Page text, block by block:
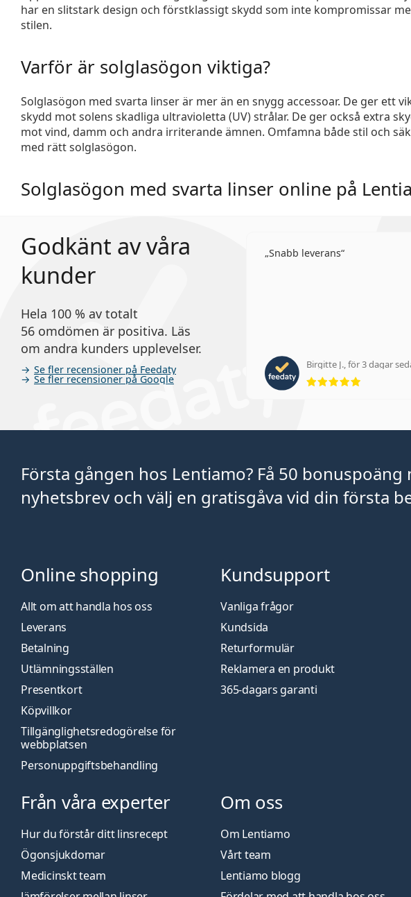
har en slitstark design och förstklassigt skydd som inte kompromissar
stilen.
Varför är solglasögon viktiga?
Solglasögon med svarta linser är mer än en snygg accessoar. De ger ett
skydd mot solens skadliga ultravioletta (UV) strålar. De ger också extra
mot vind, damm och andra irriterande ämnen. Omfamna både stil och
med rätt solglasögon.
Solglasögon med svarta linser online på
Godkänt av våra
kunder
Hela 100 % av totalt
56 omdömen är positiva. Läs
om andra kunders upplevelser.
Se fler recensioner på Feedaty
Se fler recensioner på Google
Snabb leverans
Birgitte J., för 3 dagar
Betyg 5 av
Första gången hos Lentiamo? Få 50
nyhetsbrev och välj en gratisgåva vid din första
Online shopping
Allt om att handla hos oss
Leverans
Betalning
Utlämningsställen
Presentkort
Köpvillkor
Tillgänglighetsredogörelse för
webbplatsen
Personuppgiftsbehandling
Kundsupport
Vanliga frågor
Kundsida
Returformulär
Reklamera en produkt
365-dagars garanti
Från våra experter
Hur du förstår ditt linsrecept
Ögonsjukdomar
Medicinskt team
Om oss
Om Lentiamo
Vårt team
Lentiamo blogg